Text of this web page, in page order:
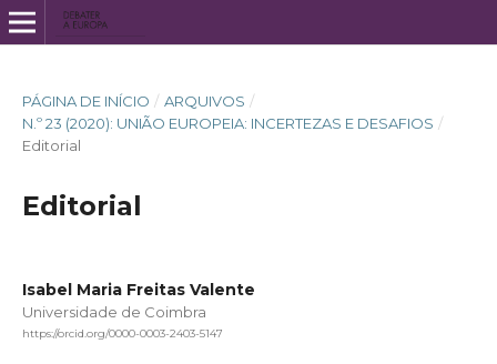
PÁGINA DE INÍCIO / ARQUIVOS /
N.º 23 (2020): UNIÃO EUROPEIA: INCERTEZAS E DESAFIOS /
Editorial
Editorial
Isabel Maria Freitas Valente
Universidade de Coimbra
https://orcid.org/0000-0003-2403-5147